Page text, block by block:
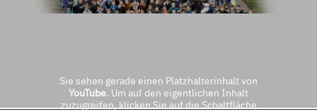
Sie sehen gerade einen Platzhalterinhalt von
YouTube. Um auf den eigentlichen Inhalt
zuzugreifen, klicken Sie auf die Schaltfläche